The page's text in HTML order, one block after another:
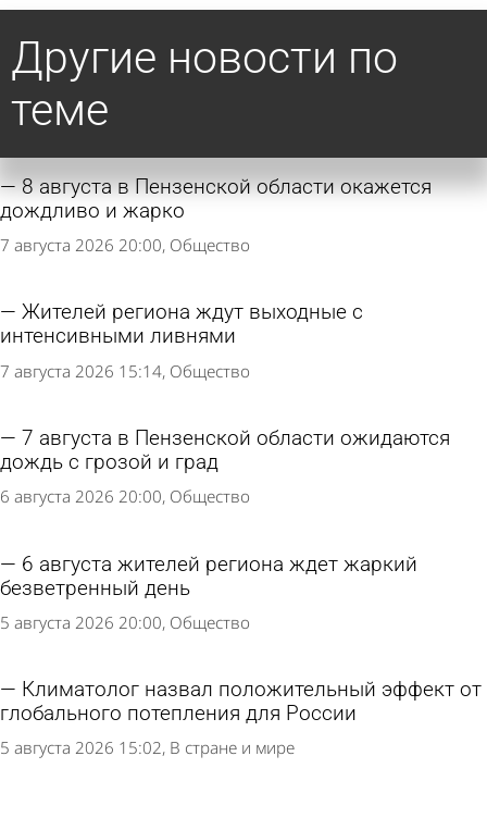
Другие новости по
теме
8 августа в Пензенской области окажется
дождливо и жарко
7 августа 2026 20:00 Общество
Жителей региона ждут выходные с
интенсивными ливнями
7 августа 2026 15:14 Общество
7 августа в Пензенской области ожидаются
дождь с грозой и град
6 августа 2026 20:00 Общество
6 августа жителей региона ждет жаркий
безветренный день
5 августа 2026 20:00 Общество
Климатолог назвал положительный эффект от
глобального потепления для России
5 августа 2026 15:02 В стране и мире